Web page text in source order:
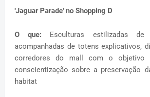
'Jaguar Parade' no Shopping D
O que: Esculturas estilizadas de
acompanhadas de totens explicativos,
corredores do mall com o objetivo
conscientização sobre a preservação
habitat